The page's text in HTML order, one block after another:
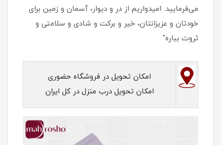
می‌فرمایید. امیدواریم از در و دیوار، آسمان و زمین برای
خودتان و عزیزانتان، خیر و برکت و شادی و سلامتی و
ثروت بباره"
امکان تحویل در فروشگاه حضوری
امکان تحویل درب منزل در کل ایران